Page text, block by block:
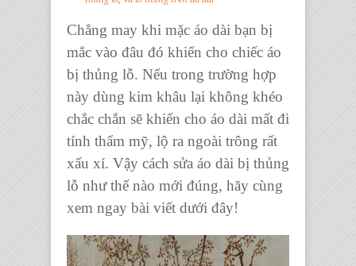
Chẳng may khi mặc áo dài bạn bị
mắc vào đâu đó khiến cho chiếc áo
bị thủng lỗ. Nếu trong trường hợp
này dùng kim khâu lại không khéo
chắc chắn sẽ khiến cho áo dài mất đi
tính thẩm mỹ, lộ ra ngoài trông rất
xấu xí. Vậy cách sửa áo dài bị thủng
lỗ như thế nào mới đúng, hãy cùng
xem ngay bài viết dưới đây!